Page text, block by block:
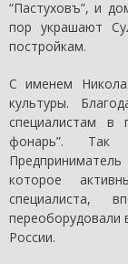
“Пастуховъ”, и
пор украшают
постройкам.
С именем
культуры.
специалистам в
фонарь”. Так
которое
специалиста,
переоборудовали
России.